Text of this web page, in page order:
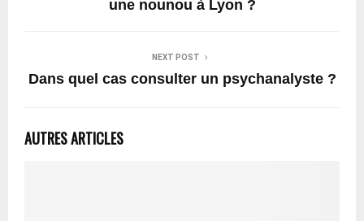
une nounou à Lyon ?
NEXT POST
Dans quel cas consulter un psychanalyste ?
AUTRES ARTICLES